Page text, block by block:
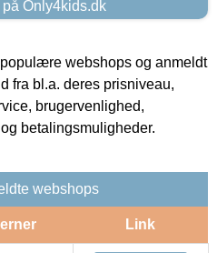
Only4kids.dk
webshops og anmeldt
fra bl.a. deres prisniveau,
brugervenlighed,
betalingsmuligheder.
webshops
Link